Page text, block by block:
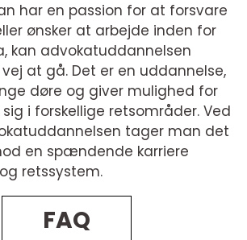
har en passion for at forsvare
ønsker at arbejde inden for
kan advokatuddannelsen
at gå. Det er en uddannelse,
døre og giver mulighed for
i forskellige retsområder. Ved
tager man det
en spændende karriere
retssystem.
FAQ